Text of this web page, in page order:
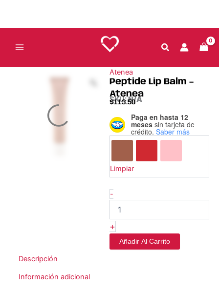
contenido
Atenea
Peptide Lip Balm –
Atenea
SKU:N/A
$113.50
Paga en hasta 12
meses sin tarjeta de
crédito. Saber más
Limpiar
-
Peptide
Lip
Balm
cantidad
+
Añadir Al Carrito
Descripción
Información adicional